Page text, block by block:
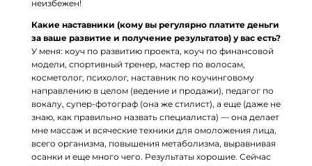
неизбежен!
Какие наставники (кому вы регулярно платите деньги
за ваше развитие и получение результатов) у вас есть?
У меня: коуч по развитию проекта, коуч по финансовой
модели, спортивный тренер, мастер по волосам,
косметолог, психолог, наставник по коучинговому
направлению в целом (ведение и продажи), педагог по
вокалу, супер-фотограф (она же стилист), а еще (даже не
знаю, как правильно назвать специалиста) — она делает
мне массаж и всяческие техники для омоложения лица,
всего организма, повышения метаболизма, выравнивая
осанки и еще много чего. Результаты хорошие. Сейчас